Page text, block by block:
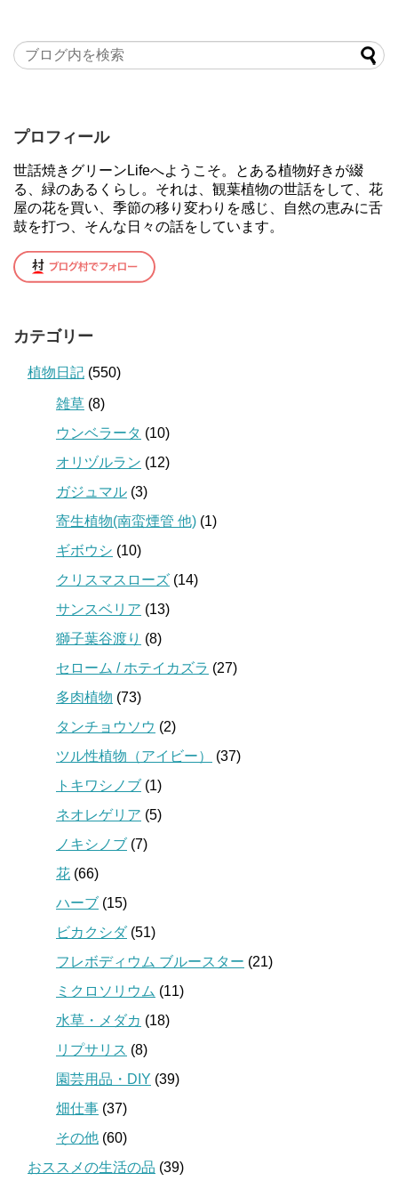
プロフィール
世話焼きグリーンLifeへようこそ。とある植物好きが綴
る、緑のあるくらし。それは、観葉植物の世話をして、花
屋の花を買い、季節の移り変わりを感じ、自然の恵みに舌
鼓を打つ、そんな日々の話をしています。
カテゴリー
植物日記 (550)
雑草 (8)
ウンベラータ (10)
オリヅルラン (12)
ガジュマル (3)
寄生植物(南蛮煙管 他) (1)
ギボウシ (10)
クリスマスローズ (14)
サンスベリア (13)
獅子葉谷渡り (8)
セローム / ホテイカズラ (27)
多肉植物 (73)
タンチョウソウ (2)
ツル性植物（アイビー）
(37)
トキワシノブ (1)
ネオレゲリア (5)
ノキシノブ (7)
花 (66)
ハーブ (15)
ビカクシダ(51)
フレボディウム ブルースター (21)
ミクロソリウム (11)
水草・メダカ (18)
リプサリス (8)
園芸用品・DIY (39)
畑仕事 (37)
その他 (60)
おススメの生活の品 (39)